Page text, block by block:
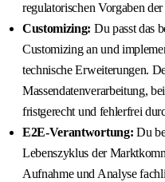
regulatorischen Vorgaben
Customizing: Du passt das
Customizing an und
technische Erweiterungen.
Massendatenverarbeitung,
fristgerecht und fehlerfrei
E2E-Verantwortung: Du
Lebenszyklus der
Aufnahme und Analyse